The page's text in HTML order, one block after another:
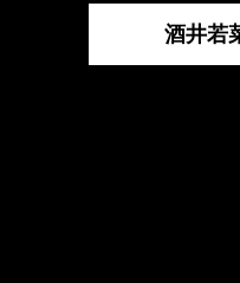
酒井若